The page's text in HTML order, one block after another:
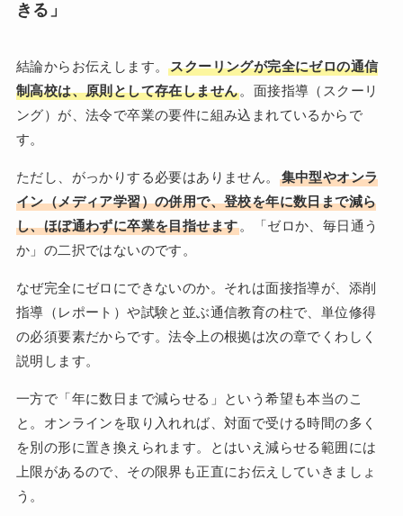
きる」
結論からお伝えします。スクーリングが完全にゼロの通信
制高校は、原則として存在しません 。面接指導（スクーリ
ング）が、法令で卒業の要件に組み込まれているからで
す。
ただし、がっかりする必要はありません。
集中型やオンラ
イン（メディア学習）の併用で、登校を年に数日まで減ら
し、ほぼ通わずに卒業を目指せます 。「ゼロか、毎日通う
か」の二択ではないのです。
なぜ完全にゼロにできないのか。それは面接指導が、添削
指導（レポート）や試験と並ぶ通信教育の柱で、単位修得
の必須要素だからです。法令上の根拠は次の章でくわしく
説明します。
一方で「年に数日まで減らせる」という希望も本当のこ
と。オンラインを取り入れれば、対面で受ける時間の多く
を別の形に置き換えられます。とはいえ減らせる範囲には
上限があるので、その限界も正直にお伝えしていきましょ
う。